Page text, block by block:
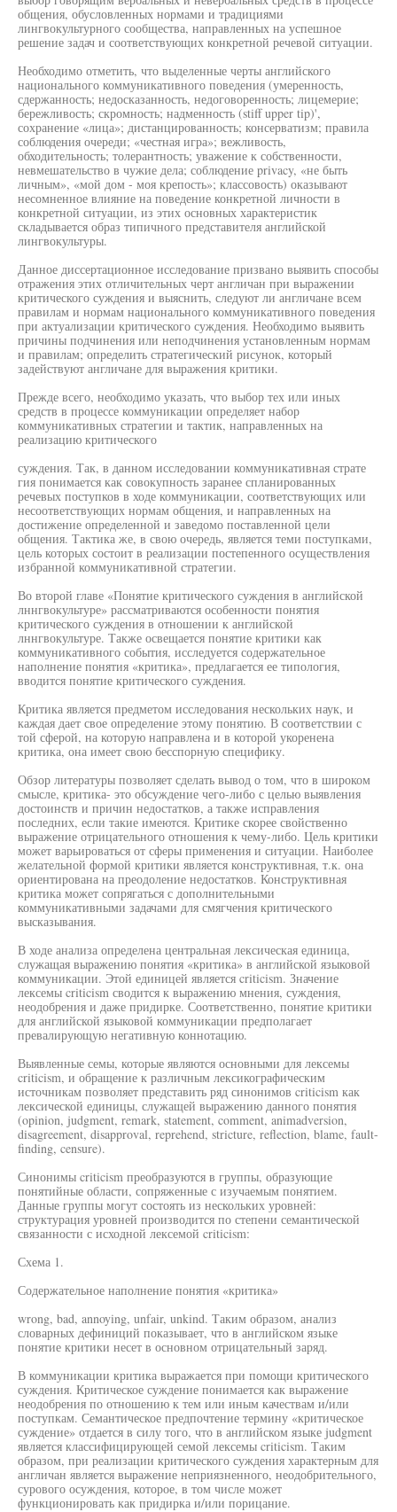
общения, обусловленных нормами и традициями
лингвокультурного сообщества, направленных на успешное
решение задач и соответствующих конкретной речевой ситуации.
Необходимо отметить, что выделенные черты английского
национального коммуникативного поведения (умеренность,
сдержанность; недосказанность, недоговоренность; лицемерие;
бережливость; скромность; надменность (stiff upper tip)',
сохранение «лица»; дистанцированность; консерватизм; правила
соблюдения очереди; «честная игра»; вежливость,
обходительность; толерантность; уважение к собственности,
невмешательство в чужие дела; соблюдение privacy, «не быть
личным», «мой дом - моя крепость»; классовость) оказывают
несомненное влияние на поведение конкретной личности в
конкретной ситуации, из этих основных характеристик
складывается образ типичного представителя английской
лингвокультуры.
Данное диссертационное исследование призвано выявить способы
отражения этих отличительных черт англичан при выражении
критического суждения и выяснить, следуют ли англичане всем
правилам и нормам национального коммуникативного поведения
при актуализации критического суждения. Необходимо выявить
причины подчинения или неподчинения установленным нормам
и правилам; определить стратегический рисунок, который
задействуют англичане для выражения критики.
Прежде всего, необходимо указать, что выбор тех или иных
средств в процессе коммуникации определяет набор
коммуникативных стратегии и тактик, направленных на
реализацию критического
суждения. Так, в данном исследовании коммуникативная страте
гия понимается как совокупность заранее спланированных
речевых поступков в ходе коммуникации, соответствующих или
несоответствующих нормам общения, и направленных на
достижение определенной и заведомо поставленной цели
общения. Тактика же, в свою очередь, является теми поступками,
цель которых состоит в реализации постепенного осуществления
избранной коммуникативной стратегии.
Во второй главе «Понятие критического суждения в английской
лннгвокультуре» рассматриваются особенности понятия
критического суждения в отношении к английской
лннгвокультуре. Также освещается понятие критики как
коммуникативного события, исследуется содержательное
наполнение понятия «критика», предлагается ее типология,
вводится понятие критического суждения.
Критика является предметом исследования нескольких наук, и
каждая дает свое определение этому понятию. В соответствии с
той сферой, на которую направлена и в которой укоренена
критика, она имеет свою бесспорную специфику.
Обзор литературы позволяет сделать вывод о том, что в широком
смысле, критика- это обсуждение чего-либо с целью выявления
достоинств и причин недостатков, а также исправления
последних, если такие имеются. Критике скорее свойственно
выражение отрицательного отношения к чему-либо. Цель критики
может варьироваться от сферы применения и ситуации. Наиболее
желательной формой критики является конструктивная, т.к. она
ориентирована на преодоление недостатков. Конструктивная
критика может сопрягаться с дополнительными
коммуникативными задачами для смягчения критического
высказывания.
В ходе анализа определена центральная лексическая единица,
служащая выражению понятия «критика» в английской языковой
коммуникации. Этой единицей является criticism. Значение
лексемы criticism сводится к выражению мнения, суждения,
неодобрения и даже придирке. Соответственно, понятие критики
для английской языковой коммуникации предполагает
превалирующую негативную коннотацию.
Выявленные семы, которые являются основными для лексемы
criticism, и обращение к различным лексикографическим
источникам позволяет представить ряд синонимов criticism как
лексической единицы, служащей выражению данного понятия
(opinion, judgment, remark, statement, comment, animadversion,
disagreement, disapproval, reprehend, stricture, reflection, blame, fault-
finding, censure).
Синонимы criticism преобразуются в группы, образующие
понятийные области, сопряженные с изучаемым понятием.
Данные группы могут состоять из нескольких уровней:
структурация уровней производится по степени семантической
связанности с исходной лексемой criticism:
Схема 1.
Содержательное наполнение понятия «критика»
wrong, bad, annoying, unfair, unkind. Таким образом, анализ
словарных дефиниций показывает, что в английском языке
понятие критики несет в основном отрицательный заряд.
В коммуникации критика выражается при помощи критического
суждения. Критическое суждение понимается как выражение
неодобрения по отношению к тем или иным качествам и/или
поступкам. Семантическое предпочтение термину «критическое
суждение» отдается в силу того, что в английском языке judgment
является классифицирующей семой лексемы criticism. Таким
образом, при реализации критического суждения характерным для
англичан является выражение неприязненного, неодобрительного,
сурового осуждения, которое, в том числе может
функционировать как придирка и/или порицание.